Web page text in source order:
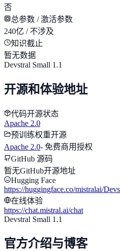
否
总参数 / 激活参数
240亿 / 不涉及
知识截止
暂无数据
Devstral Small 1.1
开源和体验地址
代码开源状态
Apache 2.0
预训练权重开源
Apache 2.0- 免费商用授权
GitHub 源码
暂无GitHub开源地址
Hugging Face
https://huggingface.co/mistralai/
在线体验
https://chat.mistral.ai/chat
Devstral Small 1.1
官方介绍与博客